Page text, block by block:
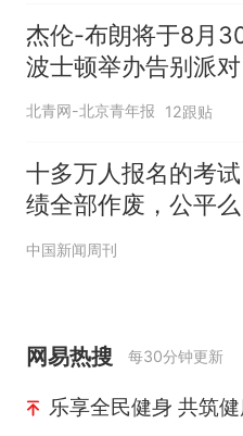
杰伦-布朗将于8月
波士顿举办告别派对
北青网-北京青年报 12跟贴
十多万人报名的考
绩全部作废，公平么
中国新闻周刊
网易热搜 每30分钟更新
乐享全民健身 共筑